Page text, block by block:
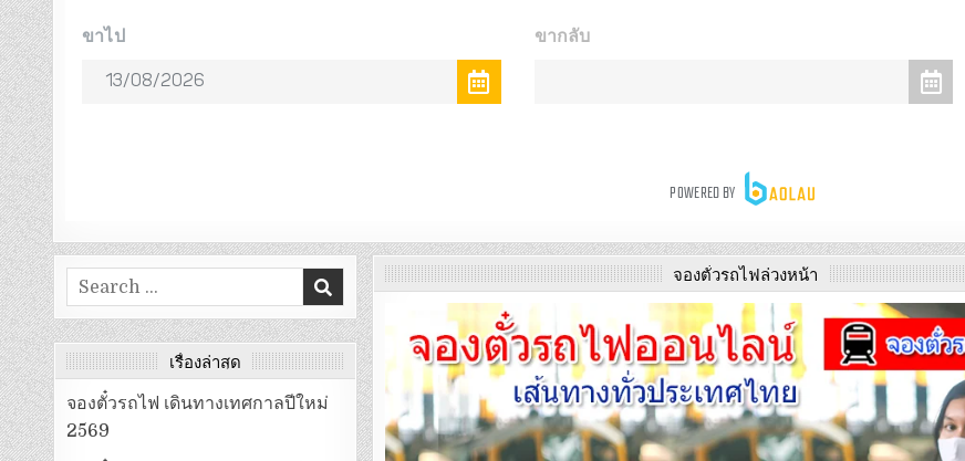
จองตั๋วรถไฟล่วงหน้า
Search
for:
เรื่องล่าสุด
จองตั๋วรถไฟ เดินทางเทศกาลปีใหม่
2569